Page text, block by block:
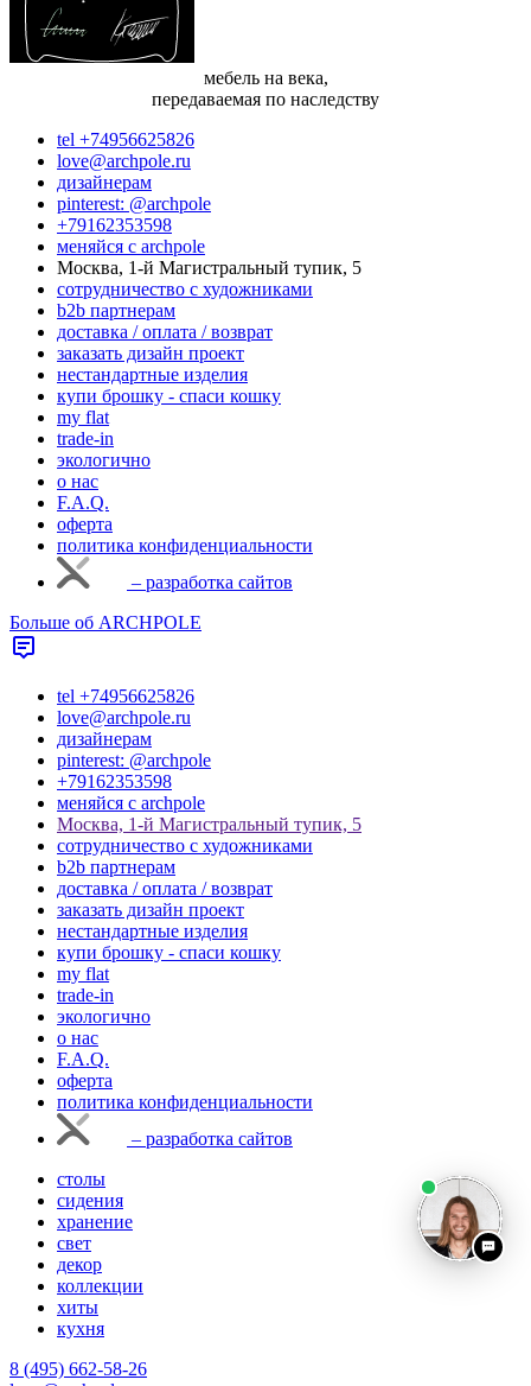
мебель на века,
передаваемая по наследству
tel +74956625826
love@archpole.ru
дизайнерам
pinterest: @archpole
+79162353598
меняйся с аrchpole
Москва, 1-й Магистральный тупик, 5
cотрудничество с художниками
b2b партнерам
доставка / оплата / возврат
заказать дизайн проект
нестандартные изделия
купи брошку - спаси кошку
my flat
trade-in
экологично
о нас
F.A.Q.
оферта
политика конфиденциальности
– разработка сайтов
Больше об ARCHPOLE
tel +74956625826
love@archpole.ru
дизайнерам
pinterest: @archpole
+79162353598
меняйся с аrchpole
Москва, 1-й Магистральный тупик, 5
cотрудничество с художниками
b2b партнерам
доставка / оплата / возврат
заказать дизайн проект
нестандартные изделия
купи брошку - спаси кошку
my flat
trade-in
экологично
о нас
F.A.Q.
оферта
политика конфиденциальности
– разработка сайтов
столы
сидения
хранение
свет
декор
коллекции
хиты
кухня
8 (495) 662-58-26